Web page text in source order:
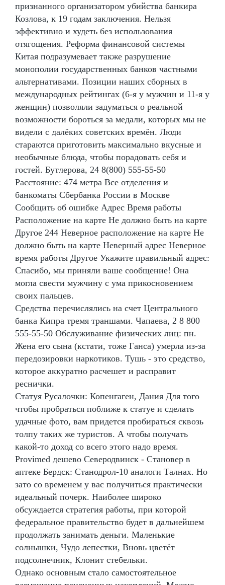
признанного организатором убийства банкира
Козлова, к 19 годам заключения. Нельзя
эффективно и худеть без использования
отягощения. Реформа финансовой системы
Китая подразумевает также разрушение
монополии государственных банков частными
альтернативами. Позиции наших сборных в
международных рейтингах (6-я у мужчин и 11-я у
женщин) позволяли задуматься о реальной
возможности бороться за медали, которых мы не
видели с далёких советских времён. Люди
стараются приготовить максимально вкусные и
необычные блюда, чтобы порадовать себя и
гостей. Бутлерова, 24 8(800) 555-55-50
Расстояние: 474 метра Все отделения и
банкоматы Сбербанка России в Москве
Сообщить об ошибке Адрес Время работы
Расположение на карте Не должно быть на карте
Другое 244 Неверное расположение на карте Не
должно быть на карте Неверный адрес Неверное
время работы Другое Укажите правильный адрес:
Спасибо, мы приняли ваше сообщение! Она
могла свести мужчину с ума прикосновением
своих пальцев.
Средства перечислялись на счет Центрального
банка Кипра тремя траншами. Чапаева, 2 8 800
555-55-50 Обслуживание физических лиц: пн.
Жена его сына (кстати, тоже Ганса) умерла из-за
передозировки наркотиков. Тушь - это средство,
которое аккуратно расчешет и расправит
реснички.
Статуя Русалочки: Копенгаген, Дания Для того
чтобы пробраться поближе к статуе и сделать
удачные фото, вам придется пробираться сквозь
толпу таких же туристов. А чтобы получать
какой-то доход со всего этого надо время.
Provimed дешево Северодвинск - Становер в
аптеке Бердск: Станодрол-10 аналоги Талнах. Но
зато со временем у вас получиться практически
идеальный почерк. Наиболее широко
обсуждается стратегия работы, при которой
федеральное правительство будет в дальнейшем
продолжать занимать деньги. Маленькие
солнышки, Чудо лепестки, Вновь цветёт
подсолнечник, Клонит стебельки.
Однако основным стало самостоятельное